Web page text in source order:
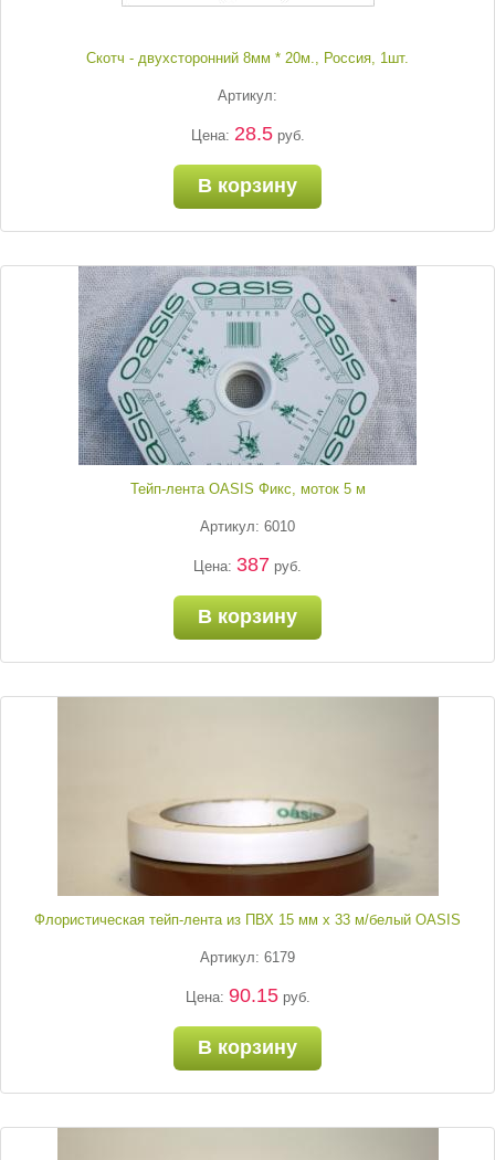
Скотч - двухсторонний 8мм * 20м., Россия, 1шт.
Артикул:
Цена: 28.5руб.
В корзину
Тейп-лента OASIS Фикс, моток 5 м
Артикул: 6010
Цена: 387 руб.
В корзину
Флористическая тейп-лента из ПВХ 15 мм х 33 м/белый OASIS
Артикул: 6179
Цена: 90.15руб.
В корзину